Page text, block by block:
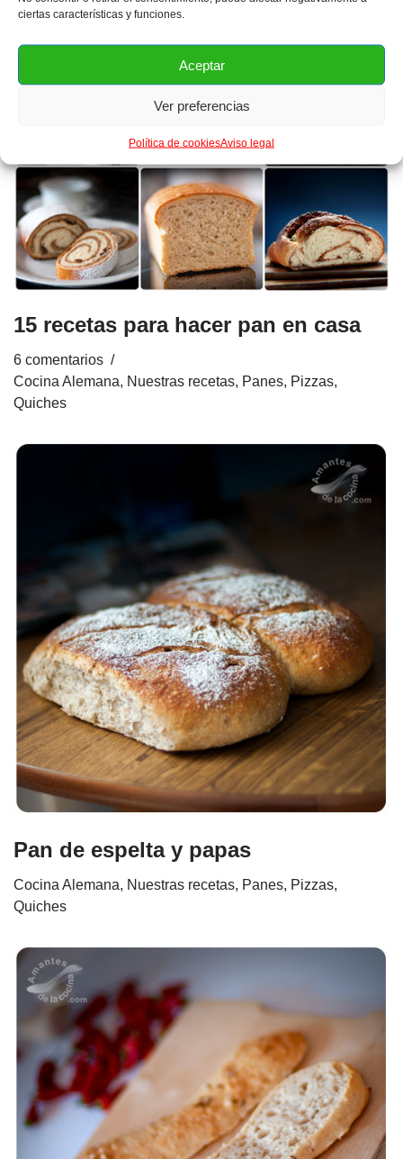
ciertas características y funciones.
Aceptar
Ver preferencias
Política de cookiesAviso legal
15 recetas para hacer pan en casa
6 comentarios
Cocina Alemana, Nuestras recetas, Panes, Pizzas,
Quiches
Pan de espelta y papas
Cocina Alemana, Nuestras recetas, Panes, Pizzas,
Quiches